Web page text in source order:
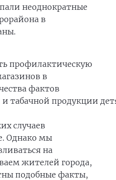
неоднократные
в
профилактическую
в
фактов
табачной продукции
случаев
Однако мы
на
жителей города,
подобные факты,